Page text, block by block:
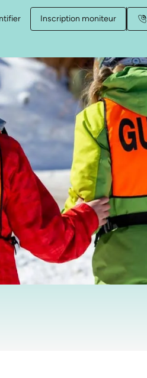
Inscription moniteur